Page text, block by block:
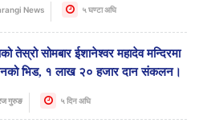
News ५ घण्टा अघि
तेस्रो सोमबार ईशानेश्वर महादेव मन्दिरमा
भिड, १ लाख २० हजार दान संकलन।
गुरुङ ५ दिन अघि